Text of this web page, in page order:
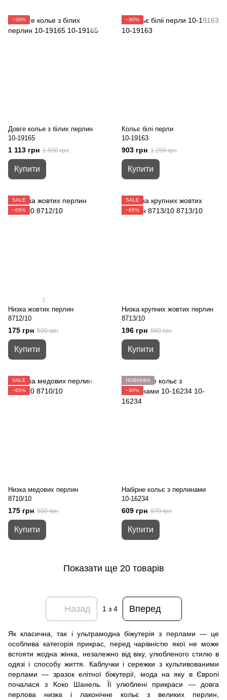
−30%
Довге колье з білих перлин
10-19165
1 113 грн 1 590 грн
Купити
−30%
Кольє білі перли
10-19163
903 грн 1 290 грн
Купити
SALE
−65%
1
Низка жовтих перлин
8712/10
175 грн 500 грн
Купити
SALE
−65%
Низка крупних жовтих перлин
8713/10
196 грн 560 грн
Купити
SALE
−65%
Низка медових перлин
8710/10
175 грн 500 грн
Купити
НОВИНКА
−30%
Набірне кольє з перлинами
10-16234
609 грн 870 грн
Купити
Показати ще 20 товарів
Назад 1 з 4 Вперед
Як класична, так і ультрамодна біжутерія з перлами — це
особлива категорія прикрас, перед чарівністю якої не може
встояти жодна жінка, незалежно від віку, улюбленого стилю в
одязі і способу життя. Каблучки і сережки з культивованими
перлами — зразок елітної біжутерії, мода на яку в Європі
почалася з Коко Шанель. Її улюблені прикраси — довга
перлова низка і лаконічне кольє з великих перлин,